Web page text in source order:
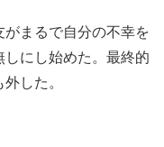
まるで自分の不幸を
にし始めた。最終的
した。